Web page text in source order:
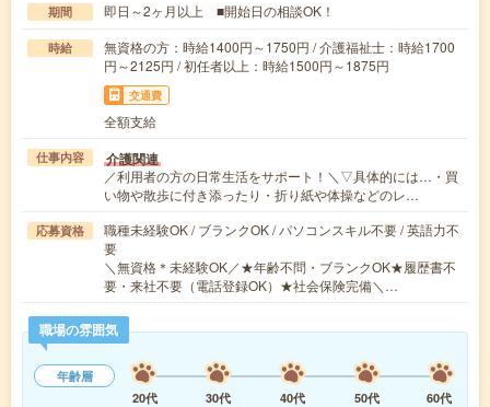
期間 即日～2ヶ月以上 ■開始日の相談OK！
時給
無資格の方：時給1400円～1750円 / 介護福祉士：時給1700
円～2125円 / 初任者以上：時給1500円～1875円
交通費
全額支給
仕事内容 介護関連
／利用者の方の日常生活をサポート！＼▽具体的には…・買
い物や散歩に付き添ったり・折り紙や体操などのレ…
応募資格
職種未経験OK / ブランクOK / パソコンスキル不要 / 英語力不
要
＼無資格＊未経験OK／★年齢不問・ブランクOK★履歴書不
要・来社不要（電話登録OK）★社会保険完備＼…
職場の雰囲気
年齢層
20代
30代 40代 50代
60代